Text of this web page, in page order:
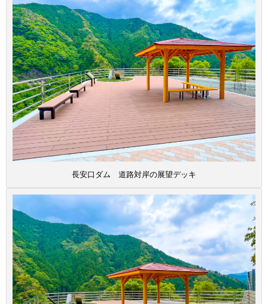
長安口ダム 道路対岸の展望デッキ